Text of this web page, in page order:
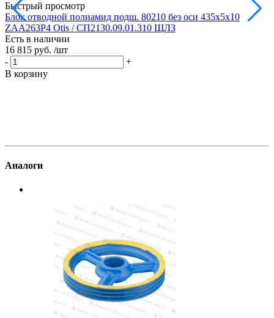
Быстрый просмотр
Блок отводной полиамид подш. 80210 без оси 435х5х10
ZAA263P4 Otis / СП2130.09.01.310 ЩЛЗ
Есть в наличии
16 815 руб. /шт
-
+
В корзину
Аналоги